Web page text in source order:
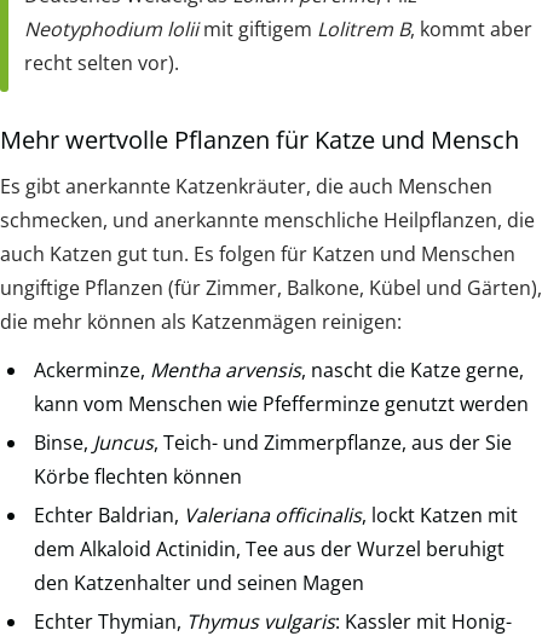
Neotyphodium loliimit giftigem Lolitrem B, kommt aber
recht selten vor).
Mehr wertvolle Pflanzen für Katze und Mensch
Es gibt anerkannte Katzenkräuter, die auch Menschen
schmecken, und anerkannte menschliche Heilpflanzen, die
auch Katzen gut tun. Es folgen für Katzen und Menschen
ungiftige Pflanzen (für Zimmer, Balkone, Kübel und Gärten),
die mehr können als Katzenmägen reinigen:
Ackerminze, Mentha arvensis, nascht die Katze gerne,
kann vom Menschen wie Pfefferminze genutzt werden
Binse, Juncus, Teich- und Zimmerpflanze, aus der Sie
Körbe flechten können
Echter Baldrian, Valeriana officinalis, lockt Katzen mit
dem Alkaloid Actinidin, Tee aus der Wurzel beruhigt
den Katzenhalter und seinen Magen
Echter Thymian, Thymus vulgaris: Kassler mit Honig-